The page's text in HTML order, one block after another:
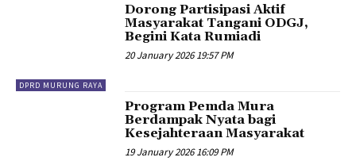
DPRD MURUNG RAYA
Dorong Partisipasi Aktif
Masyarakat Tangani ODGJ,
Begini Kata Rumiadi
20 January 2026 19:57 PM
Program Pemda Mura
Berdampak Nyata bagi
Kesejahteraan Masyarakat
19 January 2026 16:09 PM